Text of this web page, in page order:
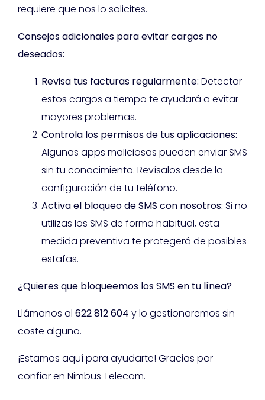
requiere que nos lo solicites.
Consejos adicionales para evitar cargos no
deseados:
Revisa tus facturas regularmente: Detectar
estos cargos a tiempo te ayudará a evitar
mayores problemas.
Controla los permisos de tus aplicaciones:
Algunas apps maliciosas pueden enviar SMS
sin tu conocimiento. Revísalos desde la
configuración de tu teléfono.
Activa el bloqueo de SMS con nosotros: Si no
utilizas los SMS de forma habitual, esta
medida preventiva te protegerá de posibles
estafas.
¿Quieres que bloqueemos los SMS en tu línea?
Llámanos al 622 812 604 y lo gestionaremos sin
coste alguno.
¡Estamos aquí para ayudarte! Gracias por
confiar en Nimbus Telecom.